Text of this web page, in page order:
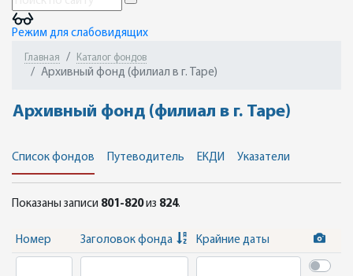
Режим для слабовидящих
Главная Каталог фондов
Архивный фонд (филиал в г. Таре)
Архивный фонд (филиал в г. Таре)
Список фондов Путеводитель ЕКДИ Указатели
Показаны записи 801-820из 824.
Номер Заголовок фонда Крайние даты